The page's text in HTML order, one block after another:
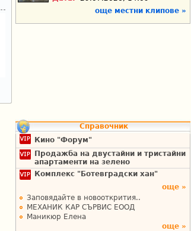
още местни клипове »
Справочник
Кино "Форум"
Продажба на двустайни и тристайни
апартаменти на зелено
Комплекс "Ботевградски хан"
още »
Заповядайте в новооткрития..
МЕХАНИК КАР СЪРВИС ЕООД
Маникюр Елена
още »